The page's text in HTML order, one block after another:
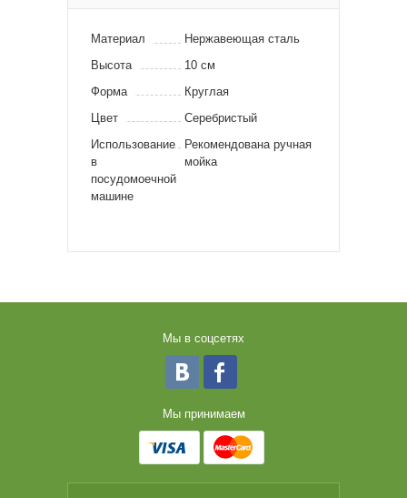
Материал
Нержавеющая сталь
Высота
10 см
Форма
Круглая
Цвет
Серебристый
Использование
в
посудомоечной
машине
Рекомендована ручная
мойка
Мы в соцсетях
Мы принимаем